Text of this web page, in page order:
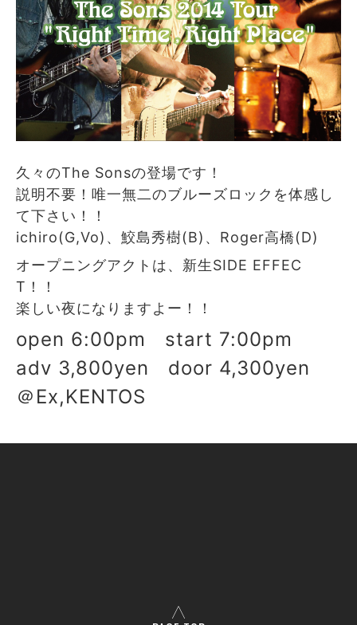
久々のThe Sonsの登場です！
説明不要！唯一無二のブルーズロックを体感し
て下さい！！
ichiro(G,Vo)、鮫島秀樹(B)、Roger高橋(D)
オープニングアクトは、新生SIDE EFFEC
T！！
楽しい夜になりますよー！！
open 6:00pm start 7:00pm
adv 3,800yen door 4,300yen
＠Ex,KENTOS